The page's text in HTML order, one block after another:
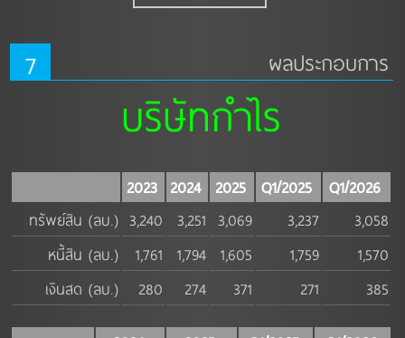
7 ผลประกอบการ
บริษัทกำไร
2023 2024 2025 Q1/2025
Q1/2026
ทรัพย์สิน (ลบ.) 3,240 3,251 3,069 3,237
3,058
หนี้สิน (ลบ.)
1,761 1,794 1,605 1,759
1,570
เงินสด (ลบ.)
280 274 371 271 385